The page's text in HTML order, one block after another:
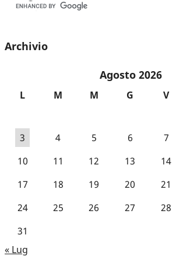
Archivio
Agosto 2026
L M M G V
3
4 5 6 7
10
11 12 13 14
17
18 19 20 21
24
25 26 27 28
31
« Lug